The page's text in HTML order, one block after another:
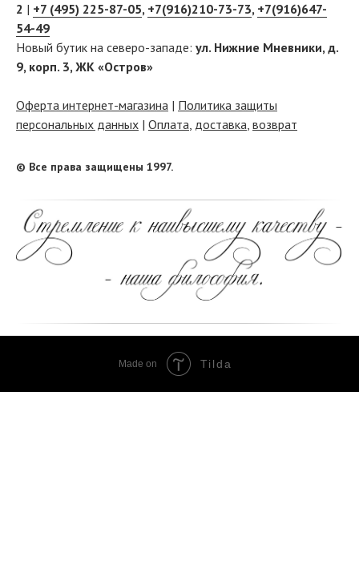
2 | +7 (495) 225-87-05, +7(916)210-73-73, +7(916)647-
54-49
Новый бутик на северо-западе: ул. Нижние Мневники, д.
9, корп. 3, ЖК «Остров»
Оферта интернет-магазина | Политика защиты
персональных данных | Оплата, доставка, возврат
© Все права защищены 1997.
Made on Tilda